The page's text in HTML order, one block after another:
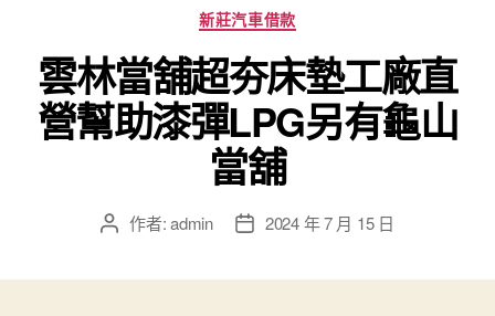
分
類
新莊汽車借款
雲林當舖超夯床墊工廠直
營幫助漆彈LPG另有龜山
當舖
文 作者:admin
文 2024 年 7 月 15 日